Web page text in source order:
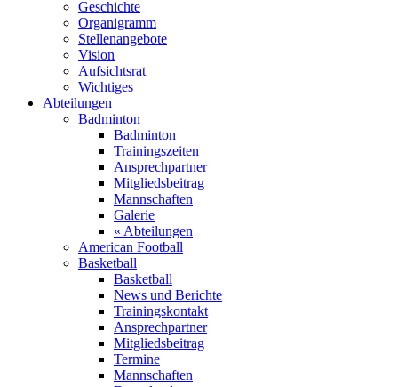
Geschichte
Organigramm
Stellenangebote
Vision
Aufsichtsrat
Wichtiges
Abteilungen
Badminton
Badminton
Trainingszeiten
Ansprechpartner
Mitgliedsbeitrag
Mannschaften
Galerie
« Abteilungen
American Football
Basketball
Basketball
News und Berichte
Trainingskontakt
Ansprechpartner
Mitgliedsbeitrag
Termine
Mannschaften